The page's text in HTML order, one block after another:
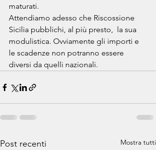
maturati.
Attendiamo adesso che Riscossione
Sicilia pubblichi, al più presto,  la sua
modulistica. Ovviamente gli importi e
le scadenze non potranno essere
diversi da quelli nazionali.
Post recenti Mostra tutti